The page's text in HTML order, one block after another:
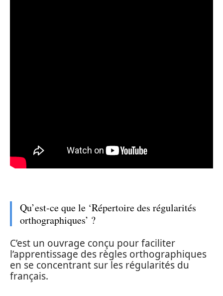
Qu’est-ce que le ‘Répertoire des régularités
orthographiques’ ?
C’est un ouvrage conçu pour faciliter
l’apprentissage des règles orthographiques
en se concentrant sur les régularités du
français.